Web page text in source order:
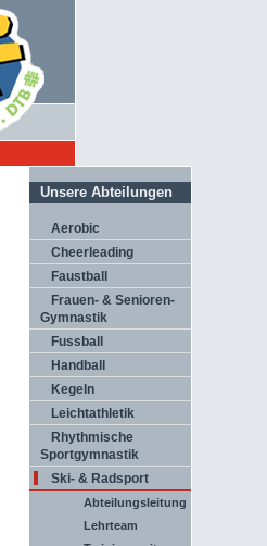
Unsere Abteilungen
Aerobic
Cheerleading
Faustball
Frauen- & Senioren-
Gymnastik
Fussball
Handball
Kegeln
Leichtathletik
Rhythmische
Sportgymnastik
Ski- & Radsport
Abteilungsleitung
Lehrteam